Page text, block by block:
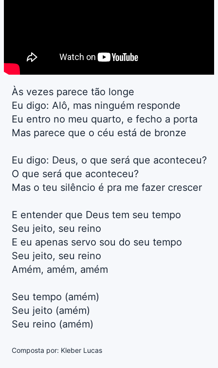
Às vezes parece tão longe
Eu digo: Alô, mas ninguém responde
Eu entro no meu quarto, e fecho a porta
Mas parece que o céu está de bronze
Eu digo: Deus, o que será que aconteceu?
O que será que aconteceu?
Mas o teu silêncio é pra me fazer crescer
E entender que Deus tem seu tempo
Seu jeito, seu reino
E eu apenas servo sou do seu tempo
Seu jeito, seu reino
Amém, amém, amém
Seu tempo (amém)
Seu jeito (amém)
Seu reino (amém)
Composta por: Kleber Lucas